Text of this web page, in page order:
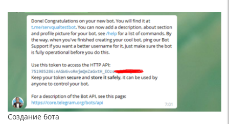
Создание бота